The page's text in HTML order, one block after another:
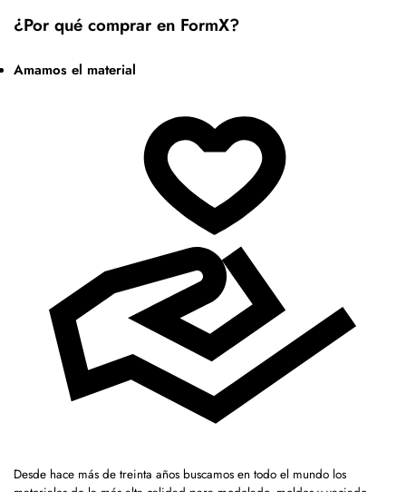
¿Por qué comprar en FormX?
Amamos el material
Desde hace más de treinta años buscamos en todo el mundo los